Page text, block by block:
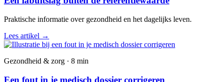
Praktische informatie over gezondheid en het dagelijks leven.
Lees artikel →
Gezondheid & zorg · 8 min
Een fout in je medisch dossier corrigeren